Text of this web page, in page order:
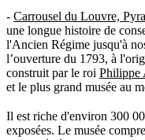
- Carrousel du Louvre,
une longue histoire de
l'Ancien Régime jusqu'à
l’ouverture du 1793, à
construit par le roi Philippe
et le plus grand musée au
Il est riche d'environ 300
exposées. Le musée